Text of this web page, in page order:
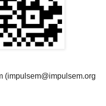
(impulsem@impulsem.org